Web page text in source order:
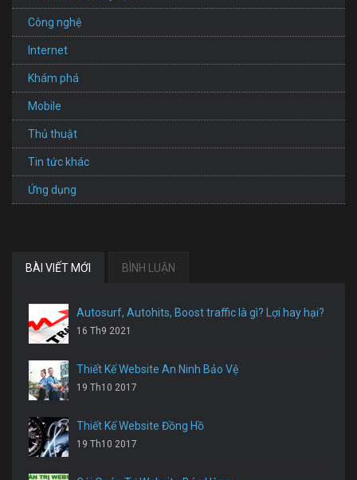
Công nghệ
Internet
Khám phá
Mobile
Thủ thuật
Tin tức khác
Ứng dụng
BÀI VIẾT MỚI BÌNH LUẬN
Autosurf, Autohits, Boost traffic là gì? Lợi hay hại?
16 Th9 2021
Thiết Kế Website An Ninh Bảo Vệ
19 Th10 2017
Thiết Kế Website Đồng Hồ
19 Th10 2017